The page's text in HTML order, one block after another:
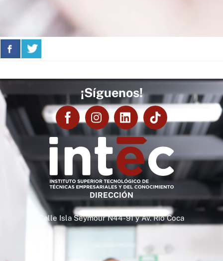
¡Síguenos!
DIRECCIÓN
Calle Isla Seymour N44-91 y Av. Rio Coca